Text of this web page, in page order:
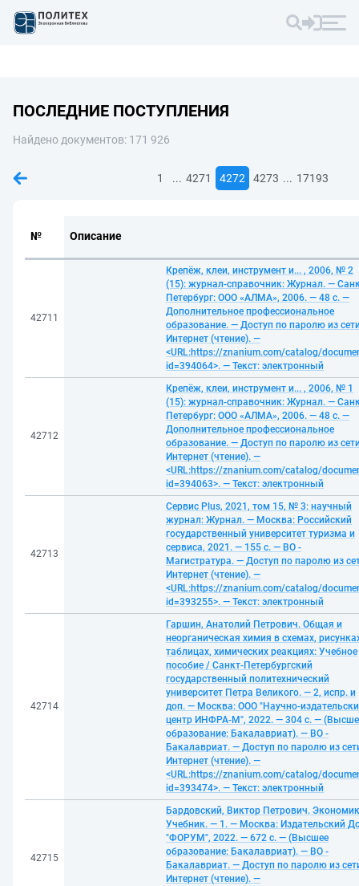
ПОСЛЕДНИЕ ПОСТУПЛЕНИЯ
Найдено документов: 171 926
1 ... 4271 4272 4273 ... 17193
№ Описание
42711
Крепёж, клеи, инструмент и... , 2006, № 2
(15): журнал-справочник: Журнал. —
Петербург: ООО «АЛМА», 2006. — 48 с. —
Дополнительное профессиональное
образование. — Доступ по паролю из
Интернет (чтение). —
<URL:https://znanium.com/catalog/
id=394064>. — Текст: электронный
42712
Крепёж, клеи, инструмент и... , 2006, № 1
(15): журнал-справочник: Журнал. —
Петербург: ООО «АЛМА», 2006. — 48 с. —
Дополнительное профессиональное
образование. — Доступ по паролю из
Интернет (чтение). —
<URL:https://znanium.com/catalog/
id=394063>. — Текст: электронный
42713
Сервис Plus, 2021, том 15, № 3: научный
журнал: Журнал. — Москва: Российский
государственный университет туризма и
сервиса, 2021. — 155 с. — ВО -
Магистратура. — Доступ по паролю из
Интернет (чтение). —
<URL:https://znanium.com/catalog/
id=393255>. — Текст: электронный
42714
Гаршин, Анатолий Петрович. Общая и
неорганическая химия в схемах,
таблицах, химических реакциях: Учебное
пособие / Санкт-Петербургский
государственный политехнический
университет Петра Великого. — 2, испр. и
доп. — Москва: ООО "Научно-
центр ИНФРА-М", 2022. — 304 с. —
образование: Бакалавриат). — ВО -
Бакалавриат. — Доступ по паролю из
Интернет (чтение). —
<URL:https://znanium.com/catalog/
id=393474>. — Текст: электронный
42715
Бардовский, Виктор Петрович.
Учебник. — 1. — Москва: Издательский
"ФОРУМ", 2022. — 672 с. — (Высшее
образование: Бакалавриат). — ВО -
Бакалавриат. — Доступ по паролю из
Интернет (чтение). —